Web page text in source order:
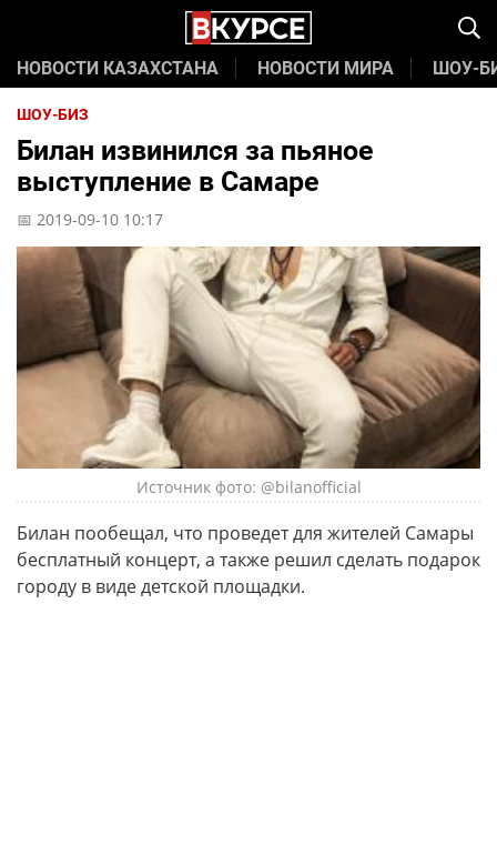
НОВОСТИ КАЗАХСТАНА НОВОСТИ МИРА ШОУ-
ШОУ-БИЗ
Билан извинился за пьяное
выступление в Самаре
📅 2019-09-10 10:17
Источник фото: @bilanofficial
Билан пообещал, что проведет для жителей Самары
бесплатный концерт, а также решил сделать подарок
городу в виде детской площадки.